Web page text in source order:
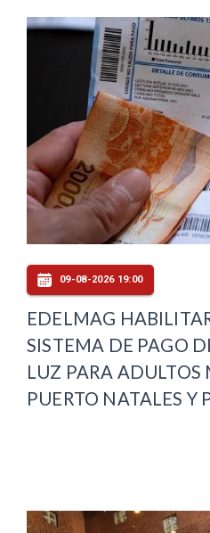
09-08-2026 19:00
EDELMAG
SISTEMA DE PAGO
LUZ PARA ADULTOS
PUERTO NATALES Y